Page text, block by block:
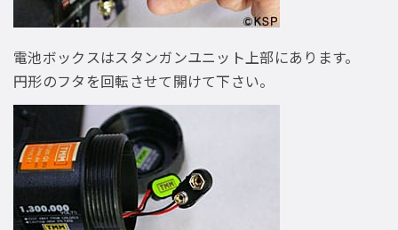
電池ボックスはスタンガンユニット上部にあります。
円形のフタを回転させて開けて下さい。